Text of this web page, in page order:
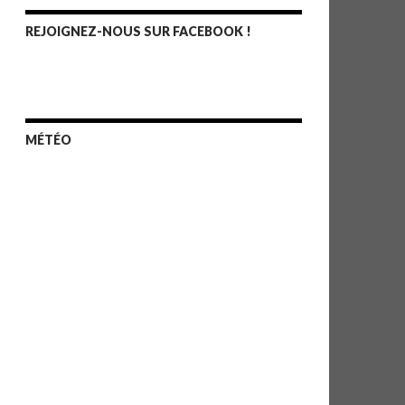
REJOIGNEZ-NOUS SUR FACEBOOK !
MÉTÉO